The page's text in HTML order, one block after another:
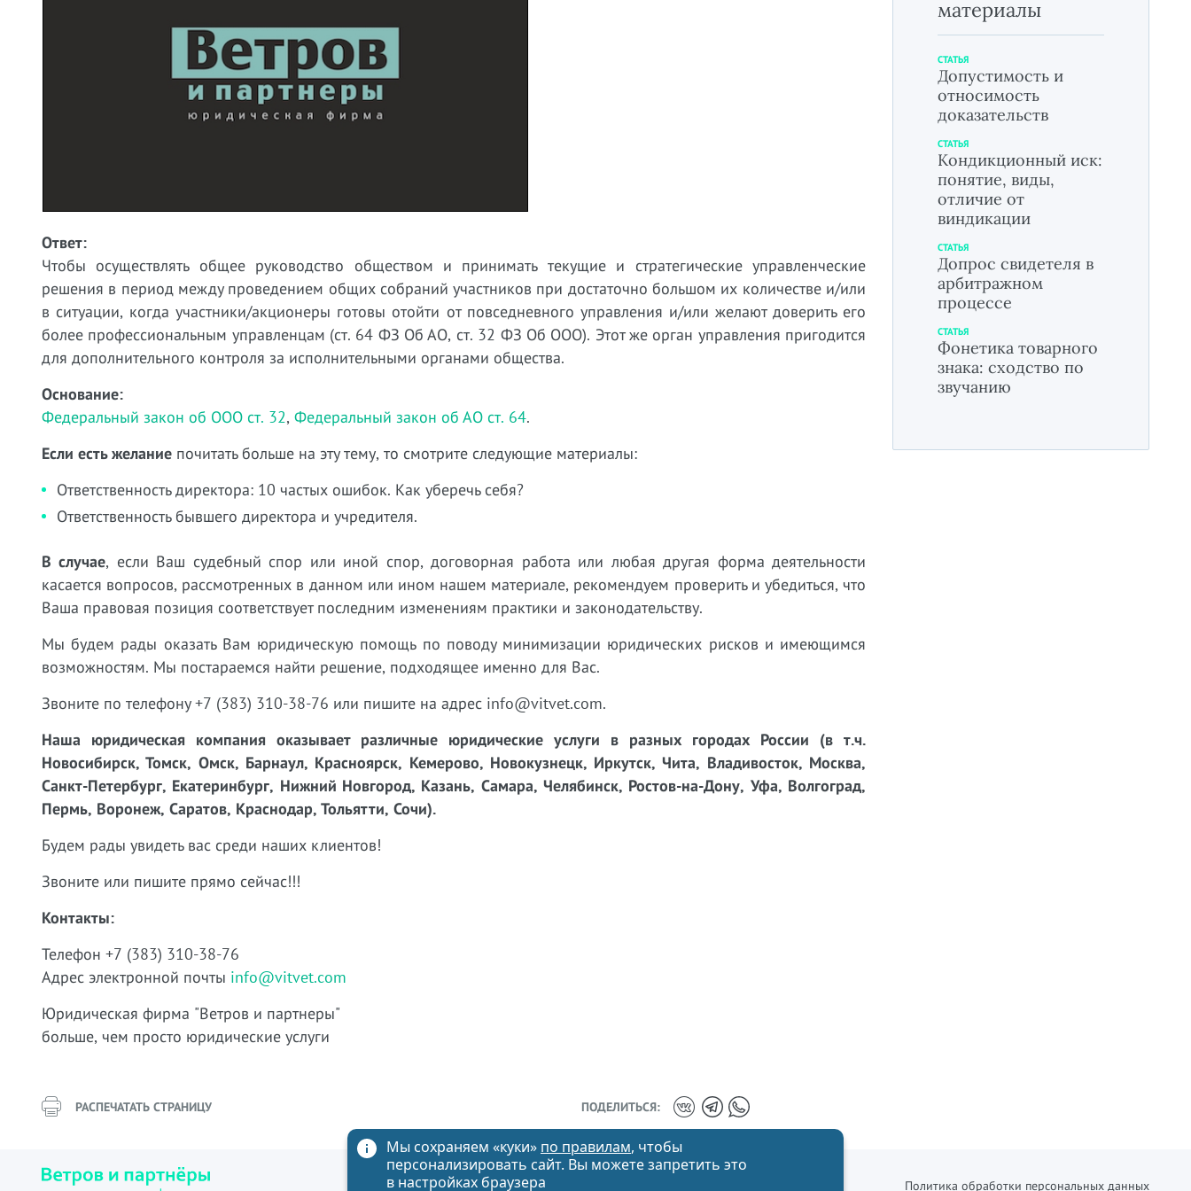
Ответ:
Чтобы осуществлять общее руководство обществом и принимать текущие и стратегические управленческие
решения в период между проведением общих собраний участников при достаточно большом их количестве и/или
в ситуации, когда участники/акционеры готовы отойти от повседневного управления и/или желают доверить его
более профессиональным управленцам (ст. 64 ФЗ Об АО, ст. 32 ФЗ Об ООО). Этот же орган управления пригодится
для дополнительного контроля за исполнительными органами общества.
Основание:
Федеральный закон об ООО ст. 32, Федеральный закон об АО ст. 64.
Если есть желание почитать больше на эту тему, то смотрите следующие материалы:
Ответственность директора: 10 частых ошибок. Как уберечь себя?
Ответственность бывшего директора и учредителя.
В случае, если Ваш судебный спор или иной спор, договорная работа или любая другая форма деятельности
касается вопросов, рассмотренных в данном или ином нашем материале, рекомендуем проверить и убедиться, что
Ваша правовая позиция соответствует последним изменениям практики и законодательству.
Мы будем рады оказать Вам юридическую помощь по поводу минимизации юридических рисков и имеющимся
возможностям. Мы постараемся найти решение, подходящее именно для Вас.
Звоните по телефону +7 (383) 310-38-76 или пишите на адрес info@vitvet.com.
Наша юридическая компания оказывает различные юридические услуги в разных городах России (в т.ч.
Новосибирск, Томск, Омск, Барнаул, Красноярск, Кемерово, Новокузнецк, Иркутск, Чита, Владивосток, Москва,
Санкт-Петербург, Екатеринбург, Нижний Новгород, Казань, Самара, Челябинск, Ростов-на-Дону, Уфа, Волгоград,
Пермь, Воронеж, Саратов, Краснодар, Тольятти, Сочи).
Будем рады увидеть вас среди наших клиентов!
Звоните или пишите прямо сейчас!!!
Контакты:
Телефон +7 (383) 310-38-76
Адрес электронной почты info@vitvet.com
Юридическая фирма "Ветров и партнеры"
больше, чем просто юридические услуги
РАСПЕЧАТАТЬ СТРАНИЦУ ПОДЕЛИТЬСЯ:
материалы
СТАТЬЯ
Допустимость и
относимость
доказательств
СТАТЬЯ
Кондикционный иск:
понятие, виды,
отличие от
виндикации
СТАТЬЯ
Допрос свидетеля в
арбитражном
процессе
СТАТЬЯ
Фонетика товарного
знака: сходство по
звучанию
Политика обработки персональных данных
Мы сохраняем «куки» по правилам, чтобы
персонализировать сайт. Вы можете запретить это
в настройках браузера